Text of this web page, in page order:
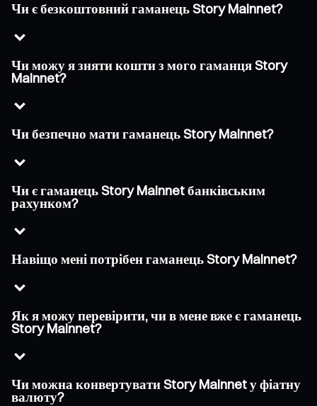
Чи є безкоштовний гаманець Story Mainnet?
Чи можу я зняти кошти з мого гаманця Story
Mainnet?
Чи безпечно мати гаманець Story Mainnet?
Чи є гаманець Story Mainnet банківським
рахунком?
Навіщо мені потрібен гаманець Story Mainnet?
Як я можу перевірити, чи в мене вже є гаманець
Story Mainnet?
Чи можна конвертувати Story Mainnet у фіатну
валюту?